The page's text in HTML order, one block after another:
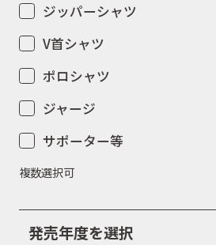
イベント
キャンペーン
お問合せ
会社概要
ジッパーシャツ
V首シャツ
ポロシャツ
ジャージ
サポーター等
複数選択可
発売年度を選択